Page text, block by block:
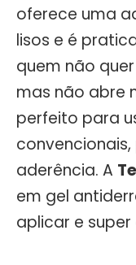
oferece uma
lisos e é
quem não
mas não abre
perfeito para
aderência. A
em gel
aplicar e super